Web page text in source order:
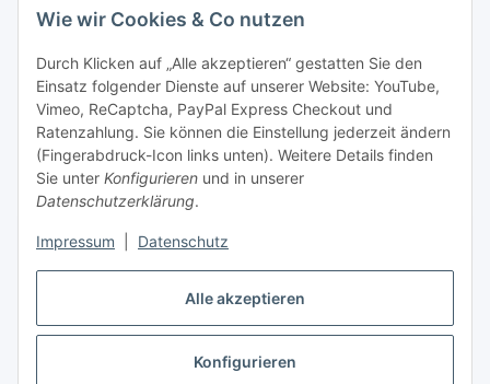
Alle akzeptieren
Konfigurieren
Wie wir Cookies & Co nutzen
Durch Klicken auf „Alle akzeptieren“ gestatten Sie den
Einsatz folgender Dienste auf unserer Website: YouTube,
Vimeo, ReCaptcha, PayPal Express Checkout und
Ratenzahlung. Sie können die Einstellung jederzeit ändern
(Fingerabdruck-Icon links unten). Weitere Details finden
Sie unter Konfigurieren und in unserer
Datenschutzerklärung.
Impressum Datenschutz
Unsere Seiten
Social Media
Vertrag widerrufen
* Alle Preise inkl. gesetzlicher USt., ** siehe Lieferbedingungen, zzgl.